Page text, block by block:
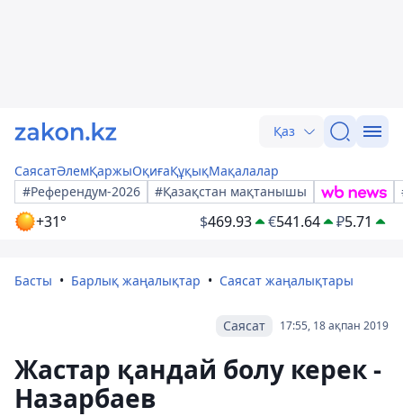
Қаз
СаясатӘлемҚаржыОқиғаҚұқықМақалалар
#Референдум-2026
#Қазақстан мақтанышы
+31° $469.93 €541.64 ₽5.71
Басты Барлық жаңалықтар Саясат жаңалықтары
17:55, 18 ақпан 2019
Саясат
Жастар қандай болу керек -
Назарбаев